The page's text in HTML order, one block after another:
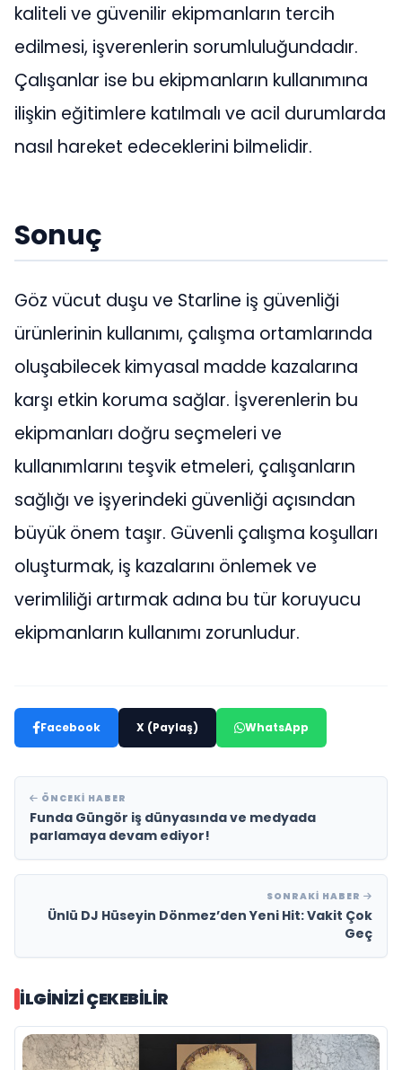
kaliteli ve güvenilir ekipmanların tercih
edilmesi, işverenlerin sorumluluğundadır.
Çalışanlar ise bu ekipmanların kullanımına
ilişkin eğitimlere katılmalı ve acil durumlarda
nasıl hareket edeceklerini bilmelidir.
Sonuç
Göz vücut duşu ve Starline iş güvenliği
ürünlerinin kullanımı, çalışma ortamlarında
oluşabilecek kimyasal madde kazalarına
karşı etkin koruma sağlar. İşverenlerin bu
ekipmanları doğru seçmeleri ve
kullanımlarını teşvik etmeleri, çalışanların
sağlığı ve işyerindeki güvenliği açısından
büyük önem taşır. Güvenli çalışma koşulları
oluşturmak, iş kazalarını önlemek ve
verimliliği artırmak adına bu tür koruyucu
ekipmanların kullanımı zorunludur.
Facebook X (Paylaş) WhatsApp
ÖNCEKI HABER
Funda Güngör iş dünyasında ve medyada
parlamaya devam ediyor!
SONRAKI HABER
Ünlü DJ Hüseyin Dönmez’den Yeni Hit: Vakit Çok
Geç
İLGINIZI ÇEKEBILIR